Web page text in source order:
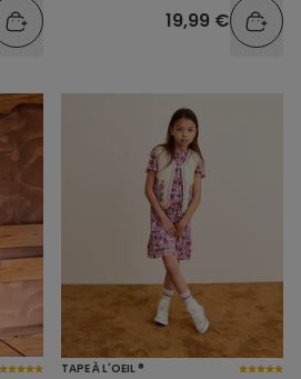
19,99 €
TAPE À L'OEIL ®